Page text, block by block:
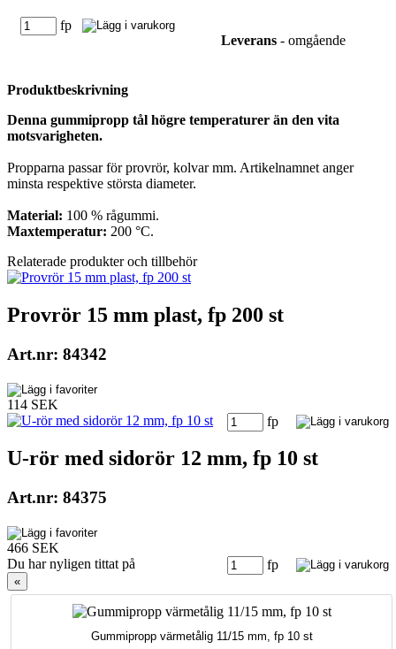
fp
Leverans - omgående
Produktbeskrivning
Denna gummipropp tål högre temperaturer än den vita
motsvarigheten.
Propparna passar för provrör, kolvar mm. Artikelnamnet anger
minsta respektive största diameter.
Material: 100 % rågummi.
Maxtemperatur: 200 °C.
Relaterade produkter och tillbehör
Provrör 15 mm plast, fp 200 st
Art.nr: 84342
114 SEK
fp
U-rör med sidorör 12 mm, fp 10 st
Art.nr: 84375
466 SEK
fp
Du har nyligen tittat på
«
Gummipropp värmetålig 11/15 mm, fp 10 st